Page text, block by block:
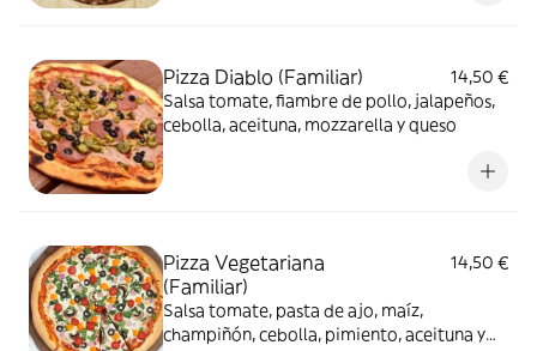
Pizza Diablo (Familiar)
14,50 €
Salsa tomate, fiambre de pollo, jalapeños,
cebolla, aceituna, mozzarella y queso
Pizza Vegetariana
(Familiar)
14,50 €
Salsa tomate, pasta de ajo, maíz,
champiñón, cebolla, pimiento, aceituna y